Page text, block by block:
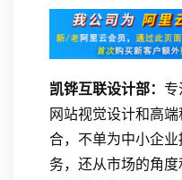
凯铧互联设计部： 专
网站视觉设计和高
合，不单为中小企
务，还从市场的角